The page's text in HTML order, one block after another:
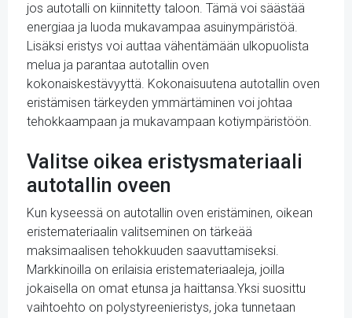
jos autotalli on kiinnitetty taloon. Tämä voi säästää
energiaa ja luoda mukavampaa asuinympäristöä.
Lisäksi eristys voi auttaa vähentämään ulkopuolista
melua ja parantaa autotallin oven
kokonaiskestävyyttä. Kokonaisuutena autotallin oven
eristämisen tärkeyden ymmärtäminen voi johtaa
tehokkaampaan ja mukavampaan kotiympäristöön.
Valitse oikea eristysmateriaali
autotallin oveen
Kun kyseessä on autotallin oven eristäminen, oikean
eristemateriaalin valitseminen on tärkeää
maksimaalisen tehokkuuden saavuttamiseksi.
Markkinoilla on erilaisia eristemateriaaleja, joilla
jokaisella on omat etunsa ja haittansa.Yksi suosittu
vaihtoehto on polystyreenieristys, joka tunnetaan